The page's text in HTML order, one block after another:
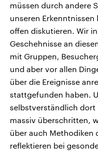
müssen durch andere
unseren
offen diskutieren. Wir
Geschehnisse an
mit Gruppen,
und aber vor allen
über die Ereignisse
stattgefunden haben.
selbstverständlich
massiv überschritten,
über auch Methodiken
reflektieren bei